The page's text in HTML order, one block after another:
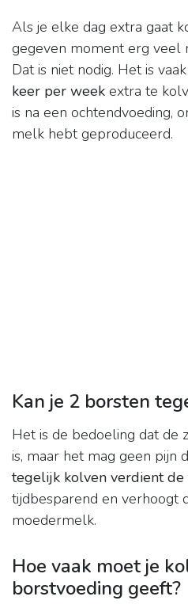
Als je elke dag extra gaat
gegeven moment erg veel
Dat is niet nodig. Het is
keer per week extra te
is na een ochtendvoeding,
melk hebt geproduceerd.
Kan je 2 borsten
Het is de bedoeling dat de
is, maar het mag geen pijn
tegelijk kolven verdient
tijdbesparend en verhoogt
moedermelk.
Hoe vaak moet je
borstvoeding geeft?